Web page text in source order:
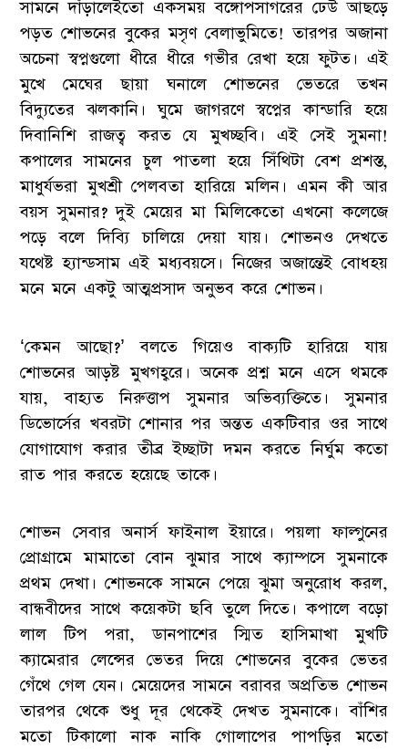
সামনে দাঁড়ালেইতো একসময় বঙ্গোপসাগরের ঢেউ আছড়ে
পড়ত শোভনের বুকের মসৃণ বেলাভুমিতে! তারপর অজানা
অচেনা স্বপ্নগুলো ধীরে ধীরে গভীর রেখা হয়ে ফুটত। এই
মুখে মেঘের ছায়া ঘনালে শোভনের ভেতরে তখন
বিদ্যুতের ঝলকানি। ঘুমে জাগরণে স্বপ্নের কান্ডারি হয়ে
দিবানিশি রাজত্ব করত যে মুখচ্ছবি। এই সেই সুমনা!
কপালের সামনের চুল পাতলা হয়ে সিঁথিটা বেশ প্রশস্ত,
মাধুর্যভরা মুখশ্রী পেলবতা হারিয়ে মলিন। এমন কী আর
বয়স সুমনার? দুই মেয়ের মা মিলিকেতো এখনো কলেজে
পড়ে বলে দিব্যি চালিয়ে দেয়া যায়। শোভনও দেখতে
যথেষ্ট হ্যান্ডসাম এই মধ্যবয়সে। নিজের অজান্তেই বোধহয়
মনে মনে একটু আত্মপ্রসাদ অনুভব করে শোভন।
‘কেমন আছো?’ বলতে গিয়েও বাক্যটি হারিয়ে যায়
শোভনের আড়ষ্ট মুখগহ্বরে। অনেক প্রশ্ন মনে এসে থমকে
যায়, বাহ্যত নিরুত্তাপ সুমনার অভিব্যক্তিতে। সুমনার
ডিভোর্সের খবরটা শোনার পর অন্তত একটিবার ওর সাথে
যোগাযোগ করার তীব্র ইচ্ছাটা দমন করতে নির্ঘুম কতো
রাত পার করতে হয়েছে তাকে।
শোভন সেবার অনার্স ফাইনাল ইয়ারে। পয়লা ফাল্গুনের
প্রোগ্রামে মামাতো বোন ঝুমার সাথে ক্যাম্পসে সুমনাকে
প্রথম দেখা। শোভনকে সামনে পেয়ে ঝুমা অনুরোধ করল,
বান্ধবীদের সাথে কয়েকটা ছবি তুলে দিতে। কপালে বড়ো
লাল টিপ পরা, ডানপাশের স্মিত হাসিমাখা মুখটি
ক্যামেরার লেন্সের ভেতর দিয়ে শোভনের বুকের ভেতর
গেঁথে গেল যেন। মেয়েদের সামনে বরাবর অপ্রতিভ শোভন
তারপর থেকে শুধু দূর থেকেই দেখত সুমনাকে। বাঁশির
মতো টিকালো নাক নাকি গোলাপের পাপড়ির মতো